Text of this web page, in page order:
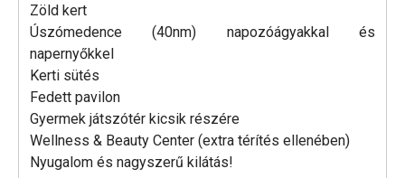
Zöld kert
Úszómedence (40nm) napozóágyakkal és
napernyőkkel
Kerti sütés
Fedett pavilon
Gyermek játszótér kicsik részére
Wellness & Beauty Center (extra térítés ellenében)
Nyugalom és nagyszerű kilátás!